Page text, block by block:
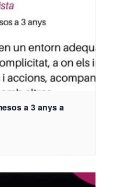
a 3 anys a